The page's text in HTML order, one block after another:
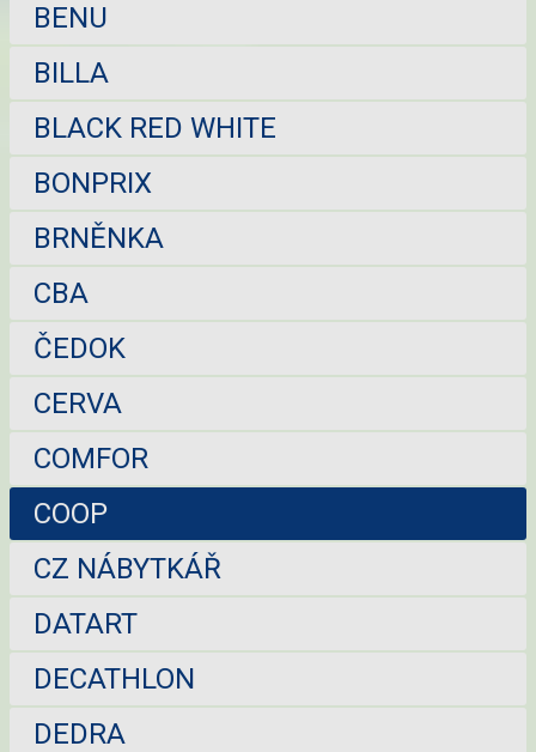
BENU
BILLA
BLACK RED WHITE
BONPRIX
BRNĚNKA
CBA
ČEDOK
CERVA
COMFOR
COOP
CZ NÁBYTKÁŘ
DATART
DECATHLON
DEDRA